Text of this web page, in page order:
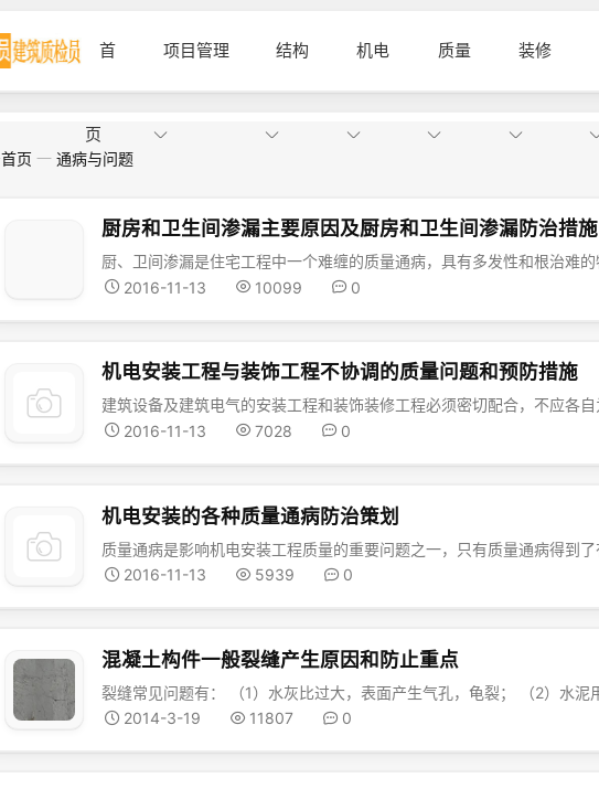
首
页
项目管理 结构 机电 质量 装修
首页 通病与问题
厨房和卫生间渗漏主要原因及厨房和卫生间渗漏防治措施
2016-11-13
10099 0
机电安装工程与装饰工程不协调的质量问题和预防措施
2016-11-13
7028 0
机电安装的各种质量通病防治策划
2016-11-13
5939 0
混凝土构件一般裂缝产生原因和防止重点
2014-3-19
11807 0